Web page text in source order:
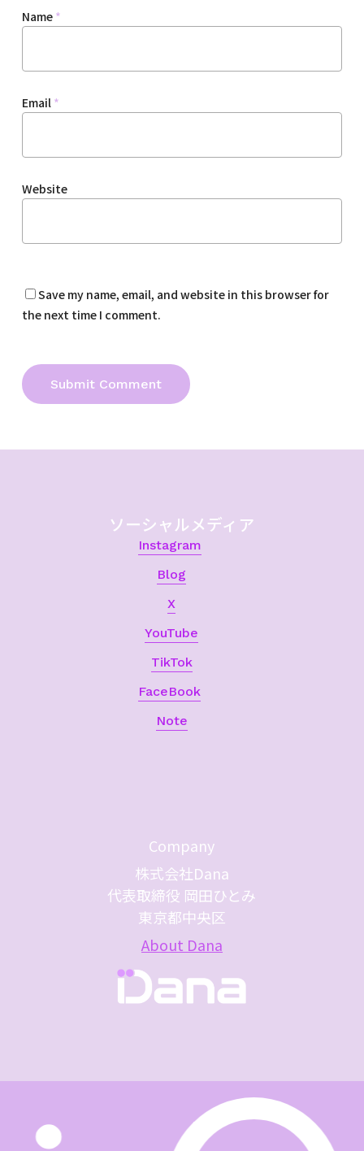
Name *
Email *
Website
Save my name, email, and website in this browser for
the next time I comment.
ソーシャルメディア
Instagram
Blog
X
YouTube
TikTok
FaceBook
Note
Company
株式会社Dana
代表取締役 岡田ひとみ
東京都中央区
About Dana